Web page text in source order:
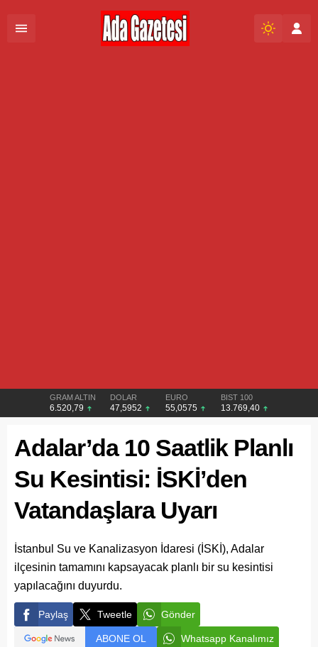
GRAM ALTIN
6.520,79
DOLAR
47,5952
EURO
55,0575
BIST 100
13.769,40
Adalar’da 10 Saatlik Planlı
Su Kesintisi: İSKİ’den
Vatandaşlara Uyarı
İstanbul Su ve Kanalizasyon İdaresi (İSKİ), Adalar
ilçesinin tamamını kapsayacak planlı bir su kesintisi
yapılacağını duyurdu.
Paylaş Tweetle Gönder
ABONE OL Whatsapp Kanalımız